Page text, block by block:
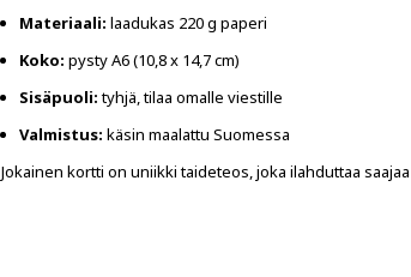
Materiaali: laadukas 220 g paperi
Koko: pysty A6 (10,8 x 14,7 cm)
Sisäpuoli:tyhjä, tilaa omalle viestille
Valmistus: käsin maalattu Suomessa
Jokainen kortti on uniikki taideteos, joka ilahduttaa